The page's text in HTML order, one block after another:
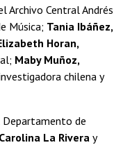
Archivo Central Andrés
Música; Tania Ibáñez,
Horan,
Maby Muñoz,
chilena y
Departamento de
Carolina La Rivera y